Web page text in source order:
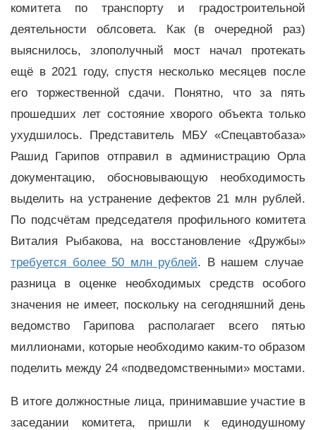
комитета по транспорту и градостроительной
деятельности облсовета. Как (в очередной раз)
выяснилось, злополучный мост начал протекать
ещё в 2021 году, спустя несколько месяцев после
его торжественной сдачи. Понятно, что за пять
прошедших лет состояние хворого объекта только
ухудшилось. Представитель МБУ «Спецавтобаза»
Рашид Гарипов отправил в администрацию Орла
документацию, обосновывающую необходимость
выделить на устранение дефектов 21 млн рублей.
По подсчётам председателя профильного комитета
Виталия Рыбакова, на восстановление «Дружбы»
требуется более 50 млн рублей. В нашем случае
разница в оценке необходимых средств особого
значения не имеет, поскольку на сегодняшний день
ведомство Гарипова располагает всего пятью
миллионами, которые необходимо каким-то образом
поделить между 24 «подведомственными» мостами.
В итоге должностные лица, принимавшие участие в
заседании комитета, пришли к единодушному